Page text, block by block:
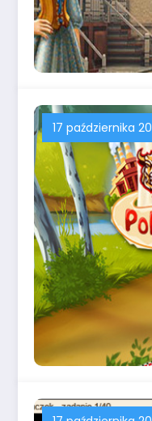
17 października